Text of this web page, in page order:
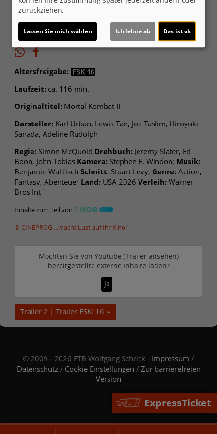
ExpressTicket
Altersfreigabe:
Laufzeit: ca. 116 min.
Originaltitel: Mortal Kombat II
Darsteller: Karl Urban, Lewis Tan, Joe Taslim, Hiroyuki
Sanada, Adeline Rudolph
Regie: Simon McQuoid Drehbuch: Jeremy Slater, Ed
Boon, John Tobias Kamera: Stephen F. Windon; Musik:
Benjamin Wallfisch Schnitt: Stuart Levy; Genre: Action,
Fantasy, Abenteuer Land: USA 2026 Verleih: Warner
Bros Int´l
Inhalte zum Teil von
© CINEPROG ...macht Lust auf Ihr Kino!
Möchten Sie von Youtube (Trailer ansehen)
bereitgestellte externe Inhalte laden?
Ja
Trailer 2 | Trailer-FSK: 16
© 2009 - 2026 FTB Wolfgang Schrick - Impressum /
Datenschutz/ Cookie Einstellungen / Zur barrierefreien
Version
zurückziehen.
Lassen Sie mich wählen Ich lehne ab Das ist ok